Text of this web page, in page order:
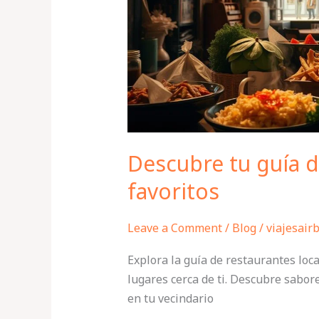
Descubre tu guía
favoritos
Leave a Comment/ Blog/
Explora la guía de restaurantes
lugares cerca de ti. Descubre
en tu vecindario